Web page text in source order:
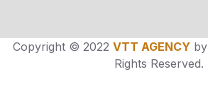
Copyright © 2022 VTT AGENCYby
Rights Reserved.